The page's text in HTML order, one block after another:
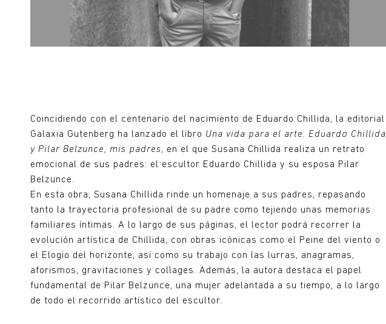
Coincidiendo con el centenario del nacimiento de Eduardo Chillida, la editorial
Galaxia Gutenberg ha lanzado el libro Una vida para el arte. Eduardo Chillida
y Pilar Belzunce, mis padres, en el que Susana Chillida realiza un retrato
emocional de sus padres: el escultor Eduardo Chillida y su esposa Pilar
Belzunce.
En esta obra, Susana Chillida rinde un homenaje a sus padres, repasando
tanto la trayectoria profesional de su padre como tejiendo unas memorias
familiares íntimas. A lo largo de sus páginas, el lector podrá recorrer la
evolución artística de Chillida, con obras icónicas como el Peine del viento o
el Elogio del horizonte, así como su trabajo con las lurras, anagramas,
aforismos, gravitaciones y collages. Además, la autora destaca el papel
fundamental de Pilar Belzunce, una mujer adelantada a su tiempo, a lo largo
de todo el recorrido artístico del escultor.